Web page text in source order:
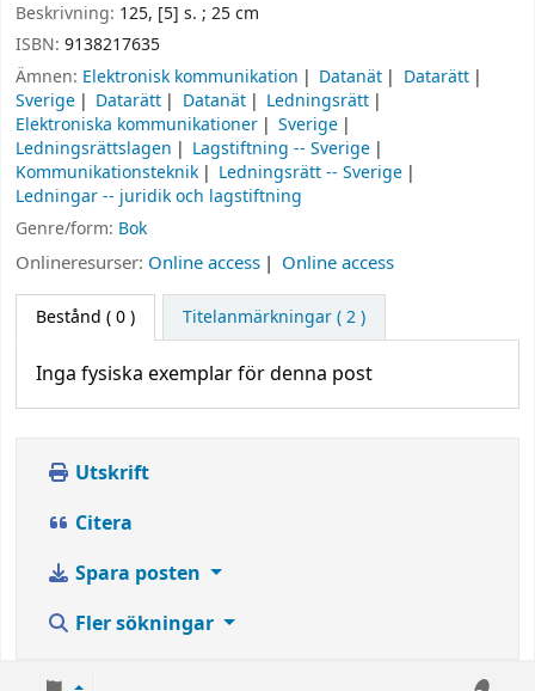
Beskrivning: 125, [5] s. ; 25 cm
ISBN: 9138217635
Ämnen: Elektronisk kommunikation Datanät
Datarätt
Sverige
Datarätt Datanät
Ledningsrätt
Elektroniska kommunikationer
Sverige
Ledningsrättslagen
Lagstiftning -- Sverige
Kommunikationsteknik
Ledningsrätt -- Sverige
Ledningar -- juridik och lagstiftning
Genre/form: Bok
Onlineresurser: Online access Online access
Bestånd ( 0 ) Titelanmärkningar ( 2 )
Inga fysiska exemplar för denna post
Utskrift
Citera
Spara posten
Fler sökningar